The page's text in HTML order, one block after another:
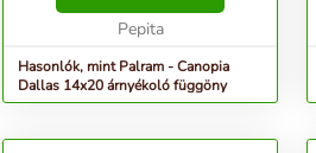
Pepita
Hasonlók, mint Palram - Canopia
Dallas 14x20 árnyékoló függöny